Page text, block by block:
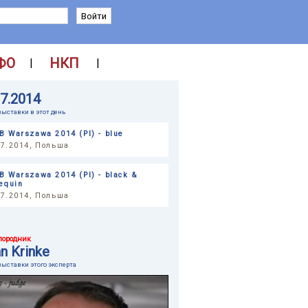
| НКП |
в этот день
Warszawa 2014 (Pl) - blue
Польша
Warszawa 2014 (Pl) - black &
Польша
Krinke
этого эксперта